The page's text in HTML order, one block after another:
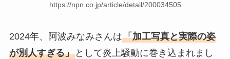
https://npn.co.jp/article/detail/200034505
2024年、阿波みなみさんは「加工写真と実際の姿
が別人すぎる」として炎上騒動に巻き込まれまし